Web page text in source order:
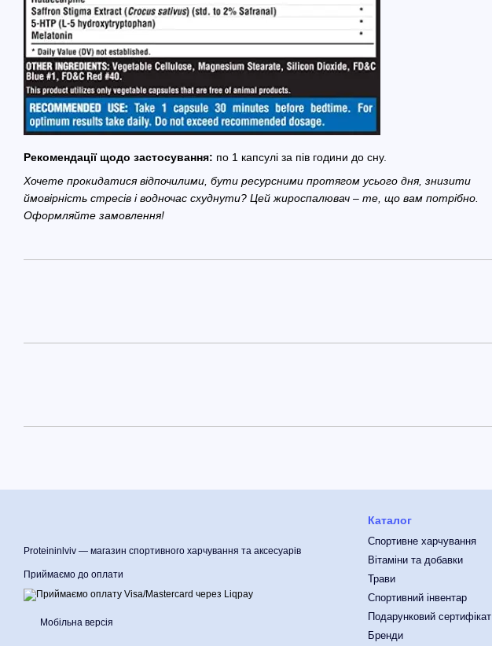
Рекомендації щодо застосування: по 1 капсулі за пів години до сну.
Хочете прокидатися відпочилими, бути ресурсними протягом усього дня, знизити
ймовірність стресів і водночас схуднути? Цей жироспалювач – те, що вам потрібно.
Оформляйте замовлення!
Proteininlviv — магазин спортивного харчування та аксесуарів
Приймаємо до оплати
Мобільна версія
Каталог
Спортивне харчування
Вітаміни та добавки
Трави
Спортивний інвентар
Подарунковий сертифікат
Бренди